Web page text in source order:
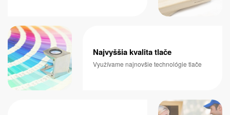
Najvyššia kvalita tlače
Využívame najnovšie technológie tlače